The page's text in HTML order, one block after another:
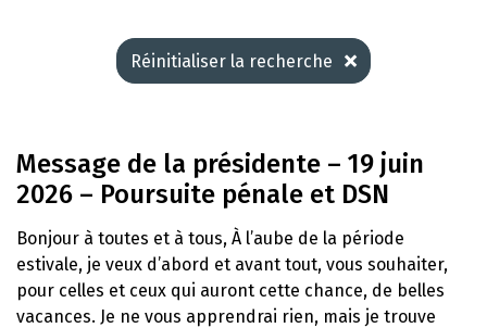
Réinitialiser la recherche
Message de la présidente – 19 juin
2026 – Poursuite pénale et DSN
Bonjour à toutes et à tous, À l’aube de la période
estivale, je veux d’abord et avant tout, vous souhaiter,
pour celles et ceux qui auront cette chance, de belles
vacances. Je ne vous apprendrai rien, mais je trouve